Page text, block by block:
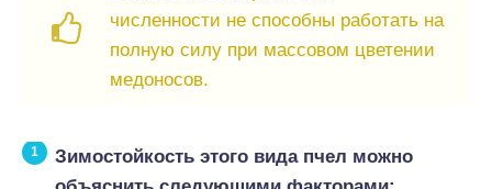
численности не способны работать на
полную силу при массовом цветении
медоносов.
Зимостойкость этого вида пчел можно